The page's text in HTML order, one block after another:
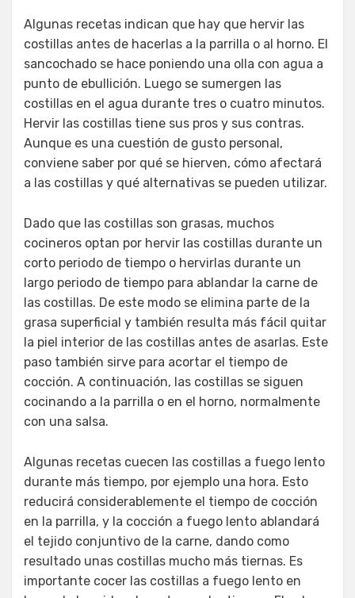
Algunas recetas indican que hay que hervir las
costillas antes de hacerlas a la parrilla o al horno. El
sancochado se hace poniendo una olla con agua a
punto de ebullición. Luego se sumergen las
costillas en el agua durante tres o cuatro minutos.
Hervir las costillas tiene sus pros y sus contras.
Aunque es una cuestión de gusto personal,
conviene saber por qué se hierven, cómo afectará
a las costillas y qué alternativas se pueden utilizar.
Dado que las costillas son grasas, muchos
cocineros optan por hervir las costillas durante un
corto periodo de tiempo o hervirlas durante un
largo periodo de tiempo para ablandar la carne de
las costillas. De este modo se elimina parte de la
grasa superficial y también resulta más fácil quitar
la piel interior de las costillas antes de asarlas. Este
paso también sirve para acortar el tiempo de
cocción. A continuación, las costillas se siguen
cocinando a la parrilla o en el horno, normalmente
con una salsa.
Algunas recetas cuecen las costillas a fuego lento
durante más tiempo, por ejemplo una hora. Esto
reducirá considerablemente el tiempo de cocción
en la parrilla, y la cocción a fuego lento ablandará
el tejido conjuntivo de la carne, dando como
resultado unas costillas mucho más tiernas. Es
importante cocer las costillas a fuego lento en